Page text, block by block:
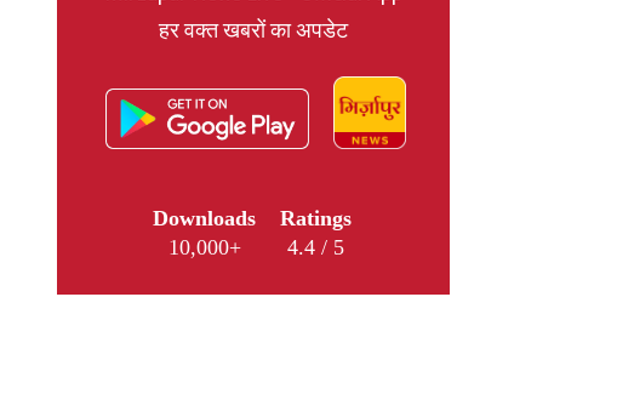
हर वक्त खबरों का अपडेट
Downloads
10,000+
Ratings
4.4 / 5